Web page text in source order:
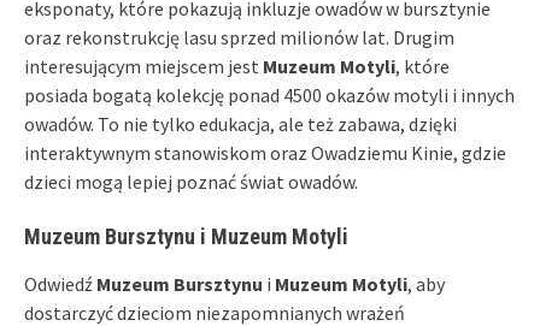
eksponaty, które pokazują inkluzje owadów w bursztynie
oraz rekonstrukcję lasu sprzed milionów lat. Drugim
interesującym miejscem jest Muzeum Motyli, które
posiada bogatą kolekcję ponad 4500 okazów motyli i innych
owadów. To nie tylko edukacja, ale też zabawa, dzięki
interaktywnym stanowiskom oraz Owadziemu Kinie, gdzie
dzieci mogą lepiej poznać świat owadów.
Muzeum Bursztynu i Muzeum Motyli
Odwiedź Muzeum Bursztynu i Muzeum Motyli, aby
dostarczyć dzieciom niezapomnianych wrażeń